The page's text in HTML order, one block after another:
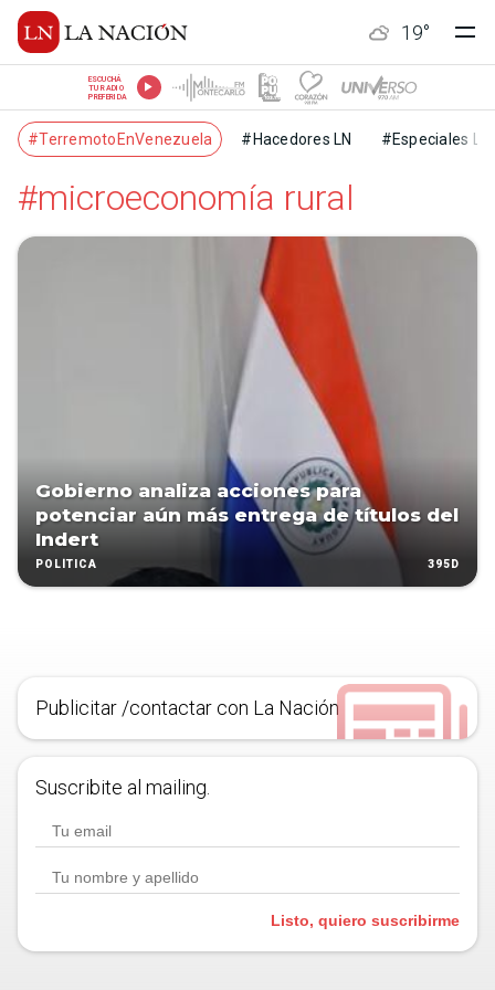
19°
ESCUCHÁ
TU RADIO
PREFERIDA
#TerremotoEnVenezuela #Hacedores LN #Especiales LN
#microeconomía rural
Gobierno analiza acciones para
potenciar aún más entrega de títulos del
Indert
POLÍTICA 395D
Publicitar /contactar con La Nación
Suscribite al mailing.
Listo, quiero suscribirme